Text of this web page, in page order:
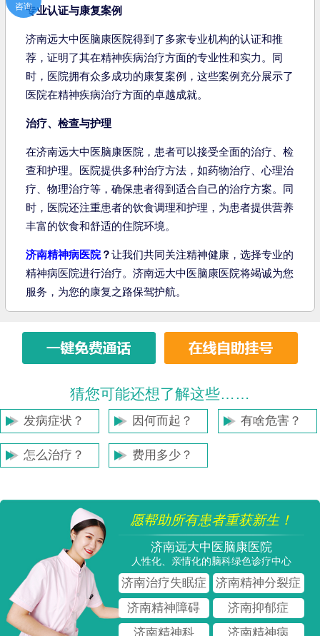
专业认证与康复案例
济南远大中医脑康医院得到了多家专业机构的认证和推
荐，证明了其在精神疾病治疗方面的专业性和实力。同
时，医院拥有众多成功的康复案例，这些案例充分展示了
医院在精神疾病治疗方面的卓越成就。
治疗、检查与护理
在济南远大中医脑康医院，患者可以接受全面的治疗、检
查和护理。医院提供多种治疗方法，如药物治疗、心理治
疗、物理治疗等，确保患者得到适合自己的治疗方案。同
时，医院还注重患者的饮食调理和护理，为患者提供营养
丰富的饮食和舒适的住院环境。
济南精神病医院？让我们共同关注精神健康，选择专业的
精神病医院进行治疗。济南远大中医脑康医院将竭诚为您
服务，为您的康复之路保驾护航。
猜您可能还想了解这些……
发病症状？ 因何而起？ 有啥危害？
怎么治疗？ 费用多少？
愿帮助所有患者重获新生！
济南远大中医脑康医院
人性化、亲情化的脑科绿色诊疗中心
济南治疗失眠症
济南精神分裂症
济南精神障碍
济南抑郁症
济南精神科
济南精神病
咨询